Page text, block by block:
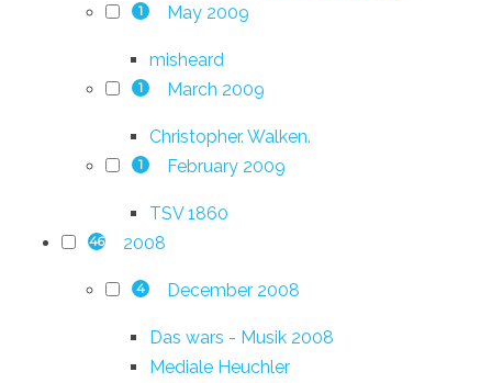
1 May 2009
misheard
1 March 2009
Christopher. Walken.
1 February 2009
TSV 1860
46 2008
4 December 2008
Das wars - Musik 2008
Mediale Heuchler